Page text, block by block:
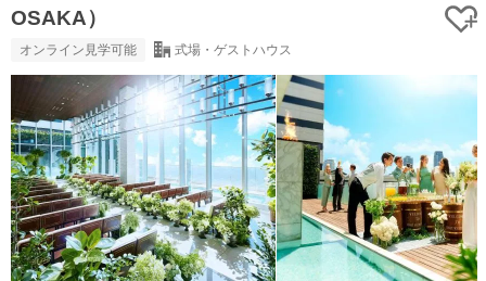
OSAKA）
オンライン見学可能 式場・ゲストハウス